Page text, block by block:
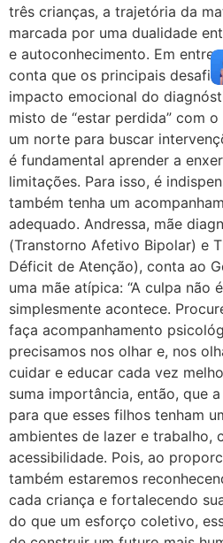
três crianças, a trajetória da
marcada por uma dualidade
e autoconhecimento. Em
conta que os principais
impacto emocional do
misto de “estar perdida” com
um norte para buscar
é fundamental aprender a
limitações. Para isso, é
também tenha um
adequado. Andressa, mãe
(Transtorno Afetivo Bipolar) e
Déficit de Atenção), conta ao
uma mãe atípica: “A culpa não
simplesmente acontece.
faça acompanhamento
precisamos nos olhar e, nos
cuidar e educar cada vez
suma importância, então, que
para que esses filhos tenham
ambientes de lazer e trabalho,
acessibilidade. Pois, ao
também estaremos
cada criança e fortalecendo
do que um esforço coletivo,